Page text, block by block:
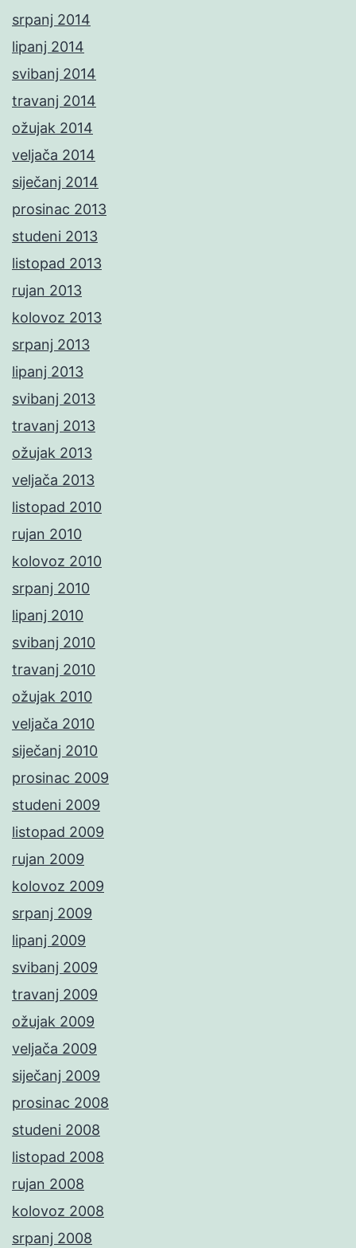
srpanj 2014
lipanj 2014
svibanj 2014
travanj 2014
ožujak 2014
veljača 2014
siječanj 2014
prosinac 2013
studeni 2013
listopad 2013
rujan 2013
kolovoz 2013
srpanj 2013
lipanj 2013
svibanj 2013
travanj 2013
ožujak 2013
veljača 2013
listopad 2010
rujan 2010
kolovoz 2010
srpanj 2010
lipanj 2010
svibanj 2010
travanj 2010
ožujak 2010
veljača 2010
siječanj 2010
prosinac 2009
studeni 2009
listopad 2009
rujan 2009
kolovoz 2009
srpanj 2009
lipanj 2009
svibanj 2009
travanj 2009
ožujak 2009
veljača 2009
siječanj 2009
prosinac 2008
studeni 2008
listopad 2008
rujan 2008
kolovoz 2008
srpanj 2008